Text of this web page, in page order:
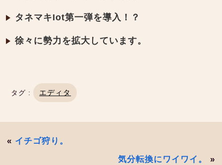
タネマキIot第一弾を導入！？
徐々に勢力を拡大しています。
タグ : エディタ
« イチゴ狩り。
気分転換にワイワイ。
»